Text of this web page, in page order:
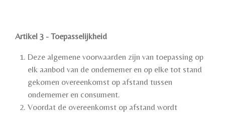
Artikel 3 - Toepasselijkheid
Deze algemene voorwaarden zijn van toepassing op
elk aanbod van de ondernemer en op elke tot stand
gekomen overeenkomst op afstand tussen
ondernemer en consument.
Voordat de overeenkomst op afstand wordt